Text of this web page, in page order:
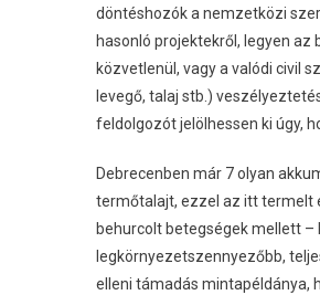
döntéshozók a nemzetközi
hasonló projektekről, legyen
közvetlenül, vagy a valódi civil
levegő, talaj stb.)
feldolgozót jelölhessen ki úgy,
Debrecenben már 7 olyan
termőtalajt, ezzel az itt termelt
behurcolt betegségek mellett –
legkörnyezetszennyezőbb,
elleni támadás mintapéldánya,